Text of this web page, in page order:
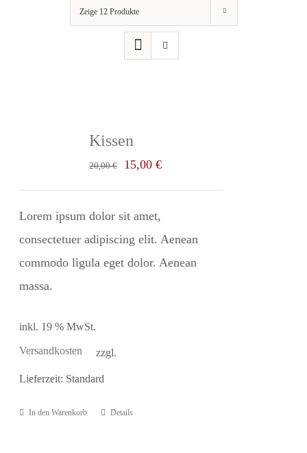
Zeige 12 Produkte
Kissen
20,00€
Ursprünglicher
Preis
war:
20,00 €
15,00€Aktueller
Preis
15,00 €.
Lorem ipsum dolor sit amet,
consectetuer adipiscing elit. Aenean
commodo ligula eget dolor. Aenean
massa.
inkl. 19 % MwSt.
zzgl.
Versandkosten
Lieferzeit: Standard
In den Warenkorb Details